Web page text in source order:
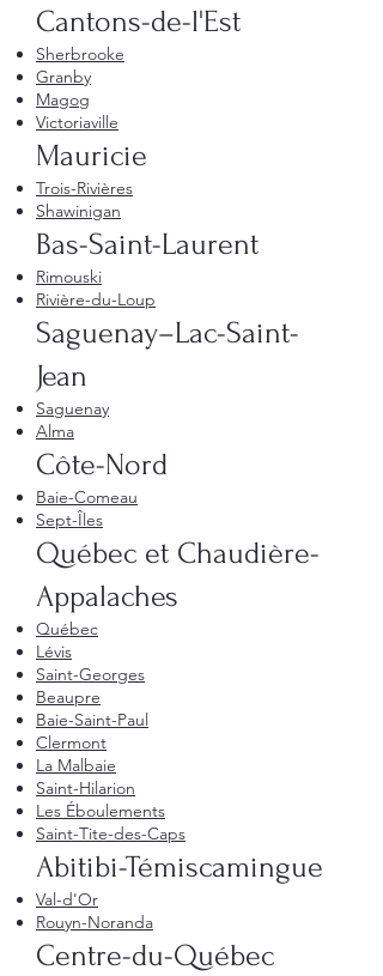
Cantons-de-l'Est
Sherbrooke
Granby
Magog
Victoriaville
Mauricie
Trois-Rivières
Shawinigan
Bas-Saint-Laurent
Rimouski
Rivière-du-Loup
Saguenay–Lac-Saint-
Jean
Saguenay
Alma
Côte-Nord
Baie-Comeau
Sept-Îles
Québec et Chaudière-
Appalaches
Québec
Lévis
Saint-Georges
Beaupre
Baie-Saint-Paul
Clermont
La Malbaie
Saint-Hilarion
Les Éboulements
Saint-Tite-des-Caps
Abitibi-Témiscamingue
Val-d'Or
Rouyn-Noranda
Centre-du-Québec